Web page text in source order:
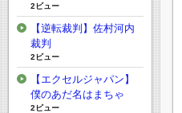
2ビュー
【逆転裁判】佐村河内
裁判
2ビュー
【エクセルジャパン】
僕のあだ名はまちゃ
2ビュー